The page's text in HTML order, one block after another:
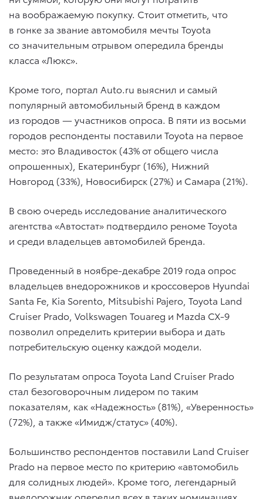
на воображаемую покупку. Стоит отметить, что
в гонке за звание автомобиля мечты Toyota
со значительным отрывом опередила бренды
класса «Люкс».
Кроме того, портал Auto.ru выяснил и самый
популярный автомобильный бренд в каждом
из городов — участников опроса. В пяти из восьми
городов респонденты поставили Toyota на первое
место: это Владивосток (43% от общего числа
опрошенных), Екатеринбург (16%), Нижний
Новгород (33%), Новосибирск (27%) и Самара (21%).
В свою очередь исследование аналитического
агентства «Автостат» подтвердило реноме Toyota
и среди владельцев автомобилей бренда.
Проведенный в ноябре-декабре 2019 года опрос
владельцев внедорожников и кроссоверов Hyundai
Santa Fe, Kia Sorento, Mitsubishi Pajero, Toyota Land
Cruiser Prado, Volkswagen Touareg и Mazda CX-9
позволил определить критерии выбора и дать
потребительскую оценку каждой модели.
По результатам опроса Toyota Land Cruiser Prado
стал безоговорочным лидером по таким
показателям, как «Надежность» (81%), «Уверенность»
(72%), а также «Имидж/статус» (40%).
Большинство респондентов поставили Land Cruiser
Prado на первое место по критерию «автомобиль
для солидных людей». Кроме того, легендарный
внедорожник опередил всех в таких номинациях,